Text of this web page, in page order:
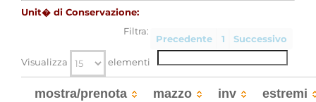
Unit� di Conservazione:
Precedente 1 Successivo
Visualizza elementi
Filtra:
mostra/prenota mazzo inv estremi